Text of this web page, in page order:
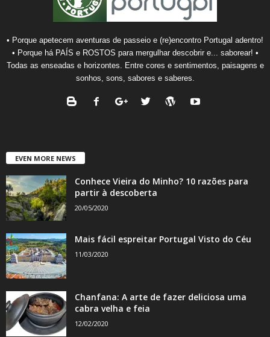
• Porque apetecem aventuras de passeio e (re)encontro Portugal adentro!
• Porque há PAÍS e ROSTOS para mergulhar descobrir e... saborear! •
Todas as enseadas e horizontes. Entre cores e sentimentos, paisagens e
sonhos, sons, sabores e saberes.
EVEN MORE NEWS
Conhece Vieira do Minho? 10 razões para
partir à descoberta
20/05/2020
Mais fácil espreitar Portugal Visto do Céu
11/03/2020
Chanfana: A arte de fazer deliciosa uma
cabra velha e feia
12/02/2020